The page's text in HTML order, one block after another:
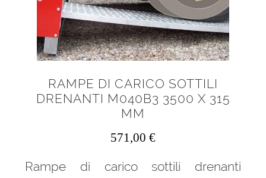
RAMPE DI CARICO SOTTILI
DRENANTI M040B3 3500 X 315
MM
571,00 €
Rampe di carico sottili drenanti